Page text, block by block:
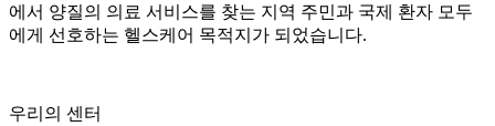
에서 양질의 의료 서비스를 찾는 지역 주민과 국제 환자 모두
에게 선호하는 헬스케어 목적지가 되었습니다.
우리의 센터